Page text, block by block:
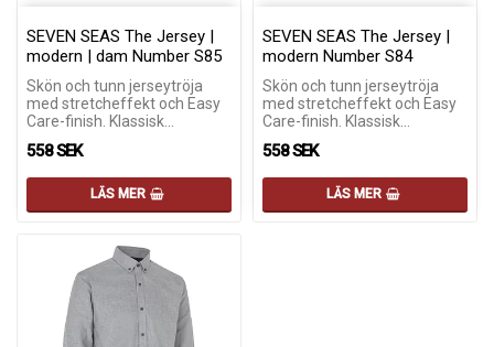
SEVEN SEAS The Jersey |
modern | dam Number S85
Skön och tunn jerseytröja
med stretcheffekt och Easy
Care-finish. Klassisk…
558 SEK
LÄS MER
SEVEN SEAS The Jersey |
modern Number S84
Skön och tunn jerseytröja
med stretcheffekt och Easy
Care-finish. Klassisk…
558 SEK
LÄS MER